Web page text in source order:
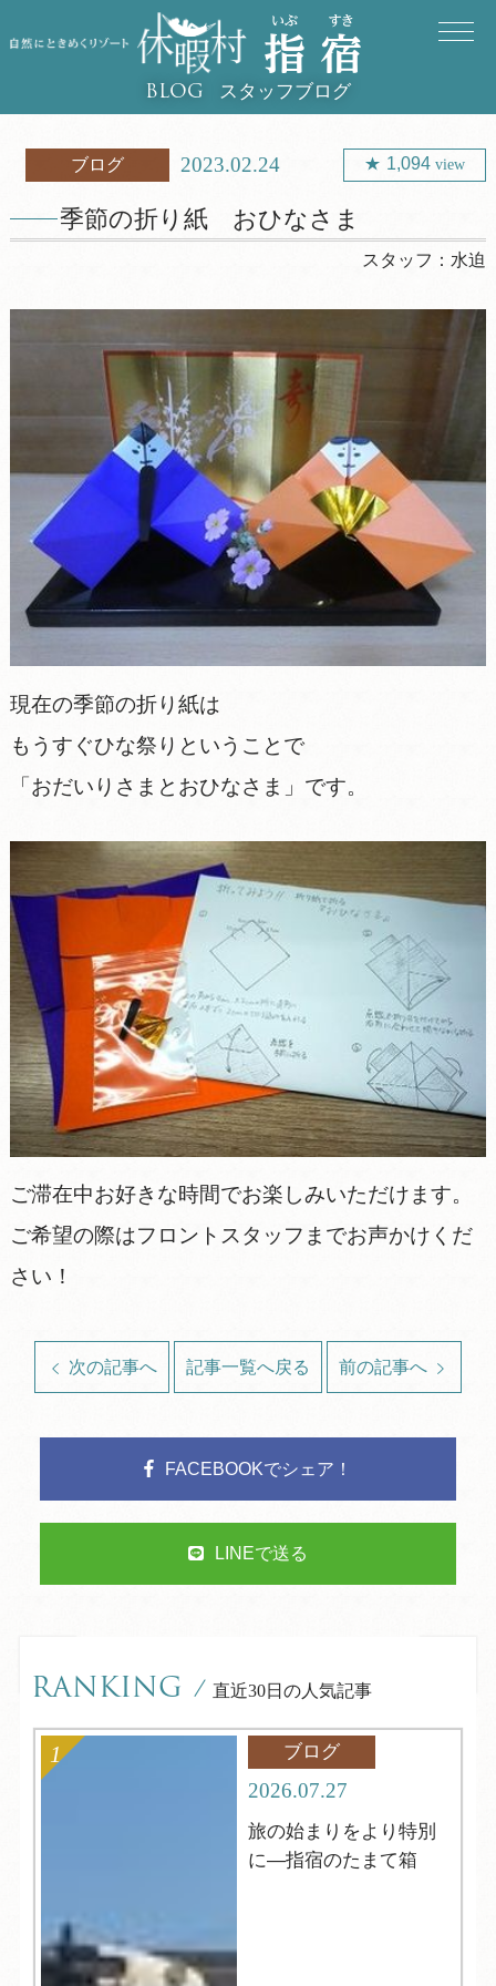
BLOG スタッフブログ
ブログ 2023.02.24 1,094view
季節の折り紙 おひなさま
スタッフ： 水迫
現在の季節の折り紙は
もうすぐひな祭りということで
「おだいりさまとおひなさま」です。
ご滞在中お好きな時間でお楽しみいただけます。
ご希望の際はフロントスタッフまでお声かけくだ
さい！
次の記事へ 記事一覧へ戻る 前の記事へ
FACEBOOKでシェア！
LINEで送る
RANKING / 直近30日の人気記事
ブログ
2026.07.27
旅の始まりをより特別
に―指宿のたまて箱